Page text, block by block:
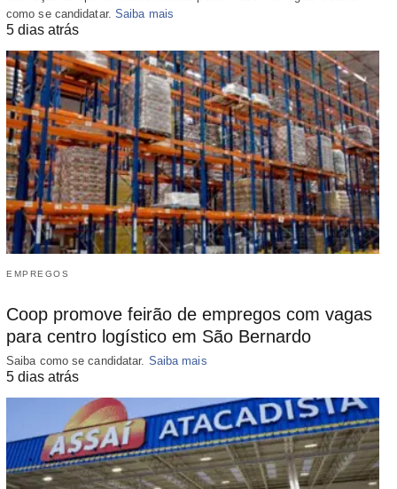
como se candidatar. Saiba mais
5 dias atrás
EMPREGOS
Coop promove feirão de empregos com vagas
para centro logístico em São Bernardo
Saiba como se candidatar. Saiba mais
5 dias atrás